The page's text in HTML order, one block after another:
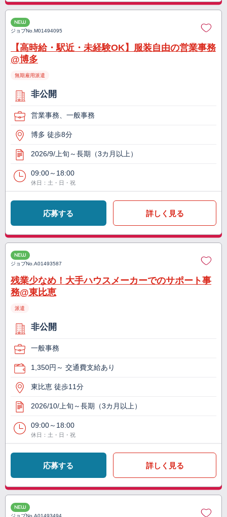
NEW
ジョブNo.M01494095
【高時給・駅近・未経験OK】服装自由の営業事務
@博多
無期雇用派遣
非公開
営業事務、一般事務
博多 徒歩8分
2026/9/上旬～長期（3カ月以上）
09:00～18:00
休日：土・日・祝
応募する 詳しく見る
NEW
ジョブNo.A01493587
残業少なめ！大手ハウスメーカーでのサポート事
務@東比恵
派遣
非公開
一般事務
1,350円～ 交通費支給あり
東比恵 徒歩11分
2026/10/上旬～長期（3カ月以上）
09:00～18:00
休日：土・日・祝
応募する 詳しく見る
NEW